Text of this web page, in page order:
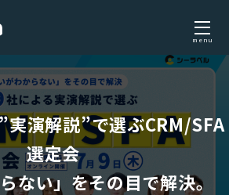
menu
実演解説”で選ぶCRM/SFA
選定会
ない」をその目で解決。